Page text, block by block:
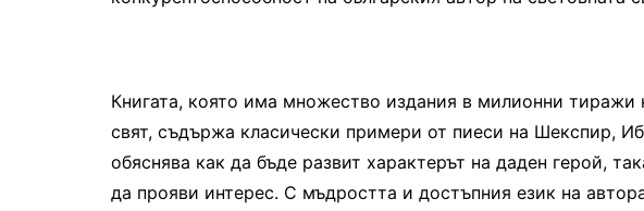
Книгата, която има множество издания в милионни тиражи
свят, съдържа класически примери от пиеси на Шекспир,
обяснява как да бъде развит характерът на даден герой,
да прояви интерес. С мъдростта и достъпния език на